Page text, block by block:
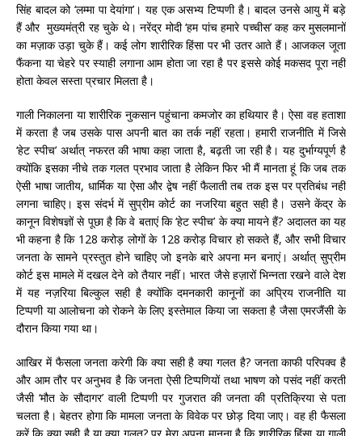
सिंह बादल को ‘लम्मा पा देयांगा’। यह एक असभ्य टिप्पणी है। बादल उनसे आयु में बड़े
हैं और मुख्यमंत्री रह चुके थे। नरेंद्र मोदी ‘हम पांच हमारे पच्चीस’ कह कर मुसलमानों
का मज़ाक उड़ा चुके हैं। कई लोग शारीरिक हिंसा पर भी उतर आते हैं। आजकल जूता
फैंकना या चेहरे पर स्याही लगाना आम होता जा रहा है पर इससे कोई मकसद पूरा नहीं
होता केवल सस्ता प्रचार मिलता है।
गाली निकालना या शारीरिक नुकसान पहुंचाना कमजोर का हथियार है। ऐसा वह हताशा
में करता है जब उसके पास अपनी बात का तर्क नहीं रहता। हमारी राजनीति में जिसे
‘हेट स्पीच’ अर्थात् नफरत की भाषा कहा जाता है, बढ़ती जा रही है। यह दुर्भाग्यपूर्ण है
क्योंकि इसका नीचे तक गलत प्रभाव जाता है लेकिन फिर भी मैं मानता हूं कि जब तक
ऐसी भाषा जातीय, धार्मिक या ऐसा और द्वेष नहीं फैलाती तब तक इस पर प्रतिबंध नहीं
लगना चाहिए। इस संदर्भ में सुप्रीम कोर्ट का नजरिया बहुत सही है। उसने केंद्र के
कानून विशेषज्ञों से पूछा है कि वे बताएं कि ‘हेट स्पीच’ के क्या मायने हैं? अदालत का यह
भी कहना है कि 128 करोड़ लोगों के 128 करोड़ विचार हो सकते हैं, और सभी विचार
जनता के सामने प्रस्तुत होने चाहिए जो इनके बारे अपना मन बनाएं। अर्थात् सुप्रीम
कोर्ट इस मामले में दखल देने को तैयार नहीं। भारत जैसे हज़ारों भिन्नता रखने वाले देश
में यह नज़रिया बिल्कुल सही है क्योंकि दमनकारी कानूनों का अप्रिय राजनीति या
टिप्पणी या आलोचना को रोकने के लिए इस्तेमाल किया जा सकता है जैसा एमरजैंसी के
दौरान किया गया था।
आखिर में फैसला जनता करेगी कि क्या सही है क्या गलत है? जनता काफी परिपक्व है
और आम तौर पर अनुभव है कि जनता ऐसी टिप्पणियों तथा भाषण को पसंद नहीं करती
जैसी ‘मौत के सौदागर’ वाली टिप्पणी पर गुजरात की जनता की प्रतिक्रिया से पता
चलता है। बेहतर होगा कि मामला जनता के विवेक पर छोड़ दिया जाए। वह ही फैसला
करें कि क्या सही है या क्या गलत? पर मेरा अपना मानना है कि शारीरिक हिंसा या गाली